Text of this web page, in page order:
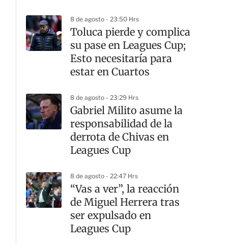
8 de agosto - 23:50 Hrs
Toluca pierde y complica
su pase en Leagues Cup;
Esto necesitaría para
estar en Cuartos
8 de agosto - 23:29 Hrs
Gabriel Milito asume la
responsabilidad de la
derrota de Chivas en
Leagues Cup
8 de agosto - 22:47 Hrs
“Vas a ver”, la reacción
de Miguel Herrera tras
ser expulsado en
Leagues Cup